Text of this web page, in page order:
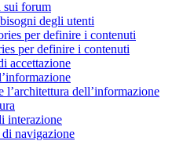
sui forum
degli utenti
per definire i contenuti
per definire i contenuti
accettazione
l’architettura dell’informazione
interazione
navigazione